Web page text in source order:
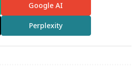
Google AI
Perplexity